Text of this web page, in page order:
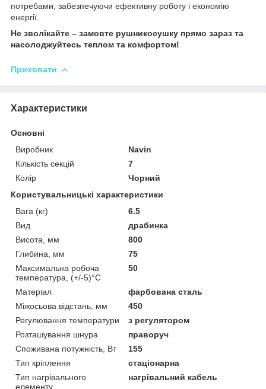
потребами, забезпечуючи ефективну роботу і економію
енергії.
Не зволікайте – замовте рушникосушку прямо зараз та
насолоджуйтесь теплом та комфортом!
Приховати
Характеристики
Основні
Виробник
Navin
Кількість секцій
7
Колір
Чорний
Користувальницькі характеристики
Вага (кг)
6.5
Вид
драбинка
Висота, мм
800
Глибина, мм
75
Максимальна робоча
температура, (+/-5)°C
50
Матеріал
фарбована сталь
Міжосьова відстань, мм
450
Регулювання температури
з регулятором
Розташування шнура
праворуч
Споживана потужність, Вт
155
Тип кріплення
стаціонарна
Тип нагрівального
елементу
нагрівальний кабель